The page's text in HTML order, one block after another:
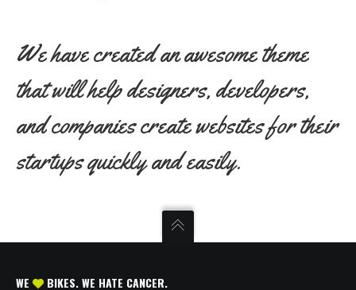
We have created an awesome theme
that will help designers, developers,
and companies create websites for their
startups quickly and easily.
WE BIKES. WE HATE CANCER.